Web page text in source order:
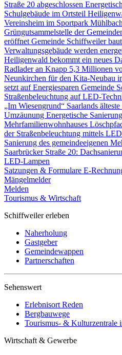
Straße 20 abgeschlossen
Schulgebäude im Ortsteil
Vereinsheim im Sportpark
Grüngutsammelstelle der
eröffnet Gemeinde Schiffweiler
Verwaltungsgebäude werden
Heiligenwald bekommt ein neues
Radlader an Knapp 5,3 Millionen
Neunkirchen für den Kita-Neubau
setzt auf Energiesparen Gemeinde
Straßenbeleuchtung auf LED-
„Im Wiesengrund“ Saarlands
Umzäunung Energetische
Mehrfamilienwohnhauses
der Straßenbeleuchtung mittels
Sanierung des gemeindeeigenen
Saarbrücker Straße 20:
LED-Lampen
Satzungen & Formulare E-
Mängelmelder
Melden
Tourismus & Wirtschaft
Schiffweiler erleben
Naherholung
Gastgeber
Gemeindewappen
Partnerschaften
Sehenswert
Erlebnisort Reden
Bergbauwege
Tourismus- & Kulturzentrale
Wirtschaft & Gewerbe